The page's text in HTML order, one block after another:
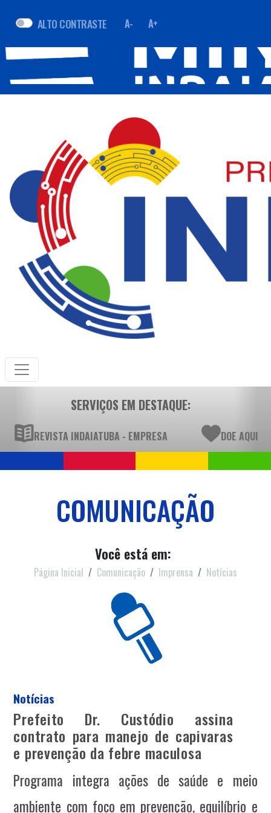
ALTO CONTRASTE A- A+
SERVIÇOS EM DESTAQUE:
REVISTA INDAIATUBA - EMPRESA DOE AQUI
COMUNICAÇÃO
Você está em:
Página Inicial Comunicação Imprensa Notícias
Notícias
Prefeito Dr. Custódio assina
contrato para manejo de capivaras
e prevenção da febre maculosa
Programa integra ações de saúde e meio
ambiente com foco em prevenção, equilíbrio e